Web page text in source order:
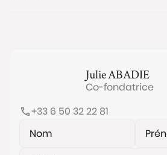
JulieABADIE
Co-fondatrice
+33 6 50 32 22 81